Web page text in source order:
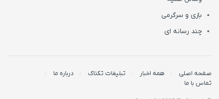
بازی و سرگرمی
چند رسانه ای
صفحه اصلی همه اخبار تبلیغات تکناک
درباره ما
تماس با ما